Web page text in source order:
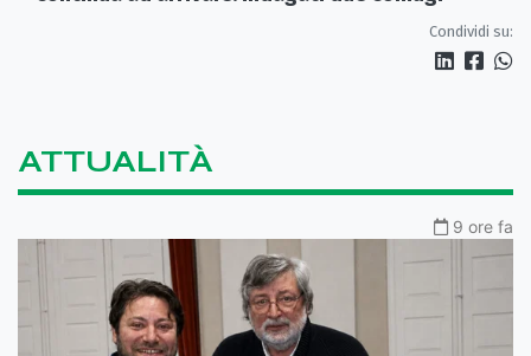
Condividi su:
ATTUALITÀ
9 ore fa